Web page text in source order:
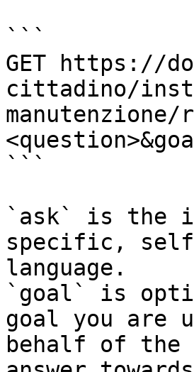
```
GET https://
cittadino/
```
`ask` is the
specific,
language.
`goal` is
goal you are
behalf of